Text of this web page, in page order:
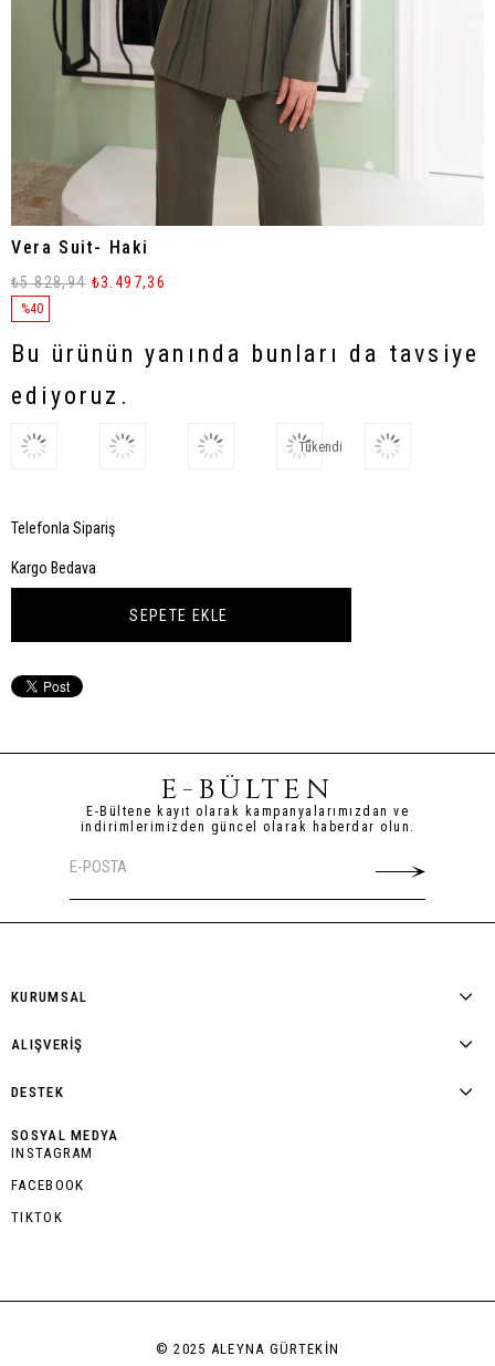
Vera Suit- Haki
%40
₺5.828,94 ₺3.497,36
Bu ürünün yanında bunları da tavsiye
ediyoruz.
Tükendi
Telefonla Sipariş
Kargo Bedava
E-BÜLTEN
E-Bültene kayıt olarak kampanyalarımızdan ve
indirimlerimizden güncel olarak haberdar olun.
KURUMSAL
ALIŞVERİŞ
DESTEK
SOSYAL MEDYA
INSTAGRAM
FACEBOOK
TIKTOK
© 2025 ALEYNA GÜRTEKİN